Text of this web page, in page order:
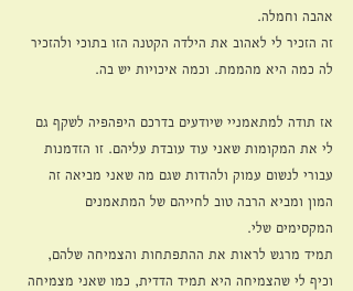
אהבה וחמלה.
זה הזכיר לי לאהוב את הילדה הקטנה הזו בתוכי ולהזכיר
לה כמה היא מהממת. וכמה איכויות יש בה.
אז תודה למתאמניי שיודעים בדרכם היפהפיה לשקף גם
לי את המקומות שאני עוד עובדת עליהם. זו הזדמנות
עבורי לנשום עמוק ולהודות שגם מה שאני מביאה זה
המון ומביא הרבה טוב לחייהם של המתאמנים
המקסימים שלי.
תמיד מרגש לראות את ההתפתחות והצמיחה שלהם,
וכיף לי שהצמיחה היא תמיד הדדית, כמו שאני מצמיחה